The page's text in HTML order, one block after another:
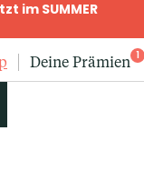
im SUMMER
Deine Prämien 1